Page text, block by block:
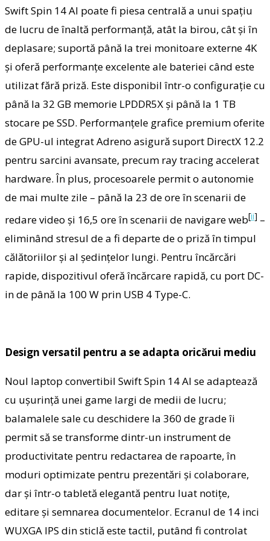
Swift Spin 14 AI poate fi piesa centrală a unui spațiu
de lucru de înaltă performanță, atât la birou, cât și în
deplasare; suportă până la trei monitoare externe 4K
și oferă performanțe excelente ale bateriei când este
utilizat fără priză. Este disponibil într-o configurație cu
până la 32 GB memorie LPDDR5X și până la 1 TB
stocare pe SSD. Performanțele grafice premium oferite
de GPU-ul integrat Adreno asigură suport DirectX 12.2
pentru sarcini avansate, precum ray tracing accelerat
hardware. În plus, procesoarele permit o autonomie
de mai multe zile – până la 23 de ore în scenarii de
redare video și 16,5 ore în scenarii de navigare web[ii] –
eliminând stresul de a fi departe de o priză în timpul
călătoriilor și al ședințelor lungi. Pentru încărcări
rapide, dispozitivul oferă încărcare rapidă, cu port DC-
in de până la 100 W prin USB 4 Type-C.
Design versatil pentru a se adapta oricărui mediu
Noul laptop convertibil Swift Spin 14 AI se adaptează
cu ușurință unei game largi de medii de lucru;
balamalele sale cu deschidere la 360 de grade îi
permit să se transforme dintr-un instrument de
productivitate pentru redactarea de rapoarte, în
moduri optimizate pentru prezentări și colaborare,
dar și într-o tabletă elegantă pentru luat notițe,
editare și semnarea documentelor. Ecranul de 14 inci
WUXGA IPS din sticlă este tactil, putând fi controlat